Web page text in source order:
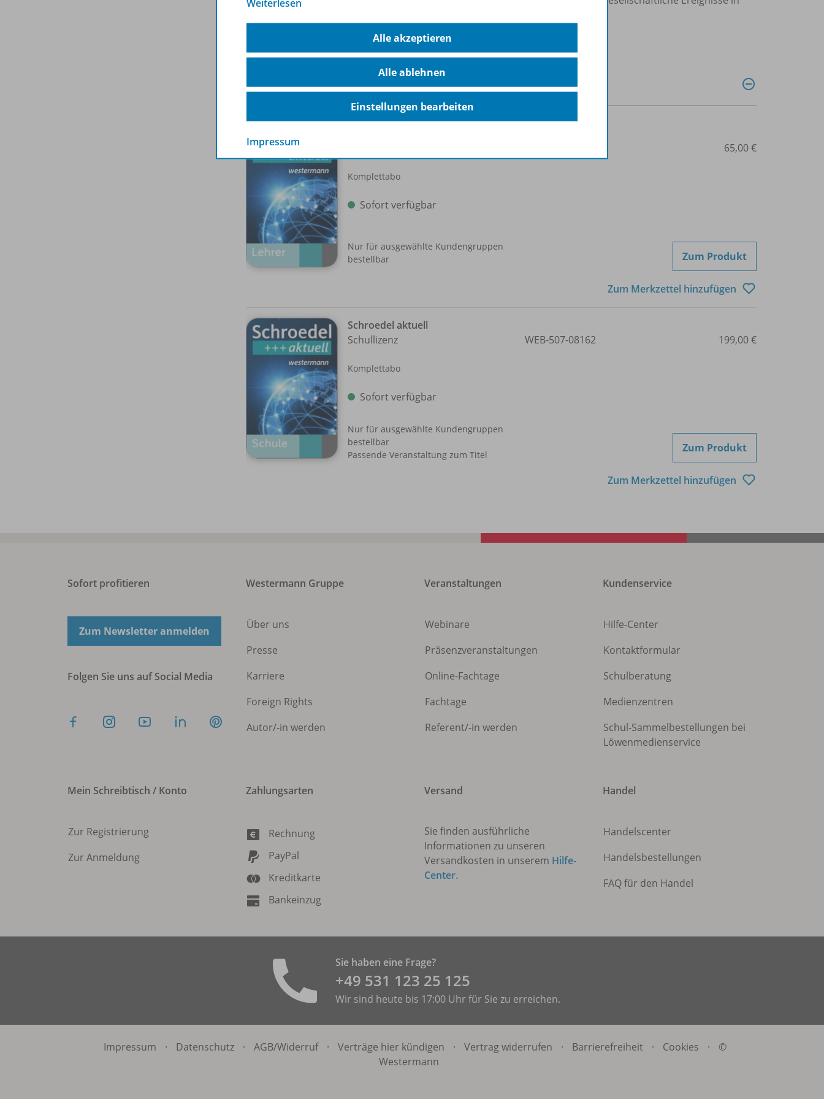
Spar-Pakete
Komplettabo
Sofort verfügbar
Nur für ausgewählte Kundengruppen
bestellbar
65,00 €
Zum Produkt
Zum Merkzettel hinzufügen
Schroedel aktuell
Schullizenz
Komplettabo
Sofort verfügbar
Nur für ausgewählte Kundengruppen
bestellbar
Passende Veranstaltung zum Titel
WEB-507-08162 199,00 €
Zum Produkt
Zum Merkzettel hinzufügen
Sofort profitieren
Zum Newsletter anmelden
Folgen Sie uns auf Social Media
Westermann Gruppe
Über uns
Presse
Karriere
Foreign Rights
Autor/-in werden
Veranstaltungen
Webinare
Präsenzveranstaltungen
Online-Fachtage
Fachtage
Referent/-in werden
Kundenservice
Hilfe-Center
Kontaktformular
Schulberatung
Medienzentren
Schul-Sammelbestellungen bei
Löwenmedienservice
Mein Schreibtisch / Konto
Zur Registrierung
Zur Anmeldung
Zahlungsarten
Rechnung
PayPal
Kreditkarte
Bankeinzug
Versand
Sie finden ausführliche
Informationen zu unseren
Versandkosten in unserem Hilfe-
Center.
Handel
Handelscenter
Handelsbestellungen
FAQ für den Handel
Sie haben eine Frage?
+49 531 ­123 25 125
Wir sind heute bis 17:00 Uhr für Sie zu erreichen.
Impressum · Datenschutz · AGB/Widerruf · Verträge hier kündigen · Vertrag widerrufen · Barrierefreiheit · Cookies ·
©
Westermann
Weiterlesen
Alle akzeptieren
Alle ablehnen
Einstellungen bearbeiten
Impressum